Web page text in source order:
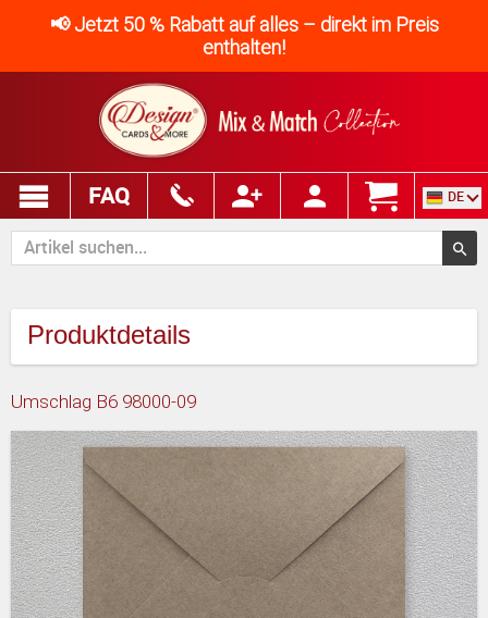
📢 Jetzt 50 % Rabatt auf alles – direkt im Preis
enthalten!
FAQ DE
Produktdetails
Umschlag B6 98000-09